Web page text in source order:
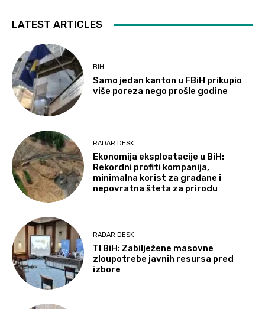
LATEST ARTICLES
BIH
Samo jedan kanton u FBiH prikupio
više poreza nego prošle godine
RADAR DESK
Ekonomija eksploatacije u BiH:
Rekordni profiti kompanija,
minimalna korist za građane i
nepovratna šteta za prirodu
RADAR DESK
TI BiH: Zabilježene masovne
zloupotrebe javnih resursa pred
izbore